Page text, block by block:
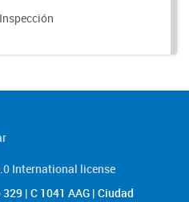
International license
| C 1041 AAG | Ciudad